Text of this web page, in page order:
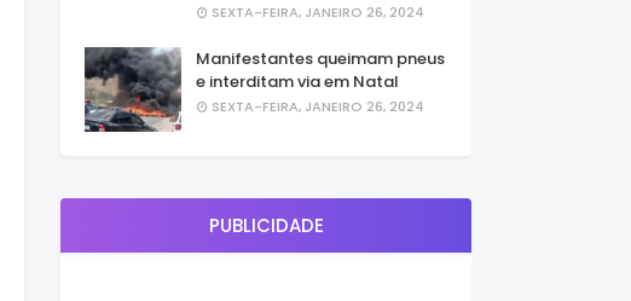
SEXTA-FEIRA, JANEIRO 26, 2024
Manifestantes queimam pneus
e interditam via em Natal
SEXTA-FEIRA, JANEIRO 26, 2024
PUBLICIDADE